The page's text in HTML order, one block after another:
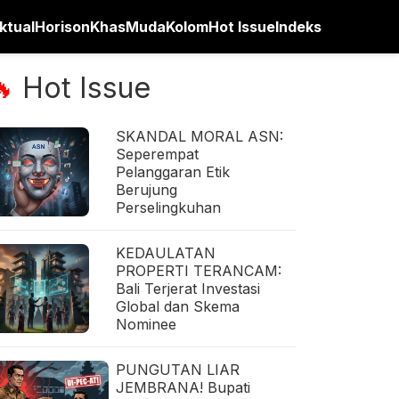
HorisonKhasMudaKolomHot IssueIndeks
Hot Issue
SKANDAL MORAL ASN:
Seperempat
Pelanggaran Etik
Berujung
Perselingkuhan
KEDAULATAN
PROPERTI TERANCAM:
Bali Terjerat Investasi
Global dan Skema
Nominee
PUNGUTAN LIAR
JEMBRANA! Bupati